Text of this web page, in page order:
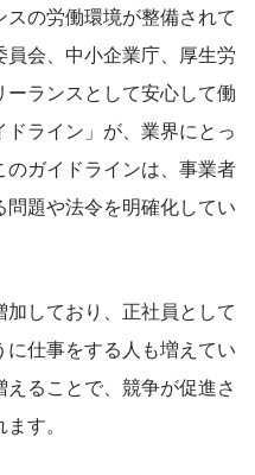
の労働環境が整備されて
会、中小企業庁、厚生労
ランスとして安心して働
ライン」が、業界にとっ
ガイドラインは、事業者
題や法令を明確化してい
しており、正社員として
仕事をする人も増えてい
ることで、競争が促進さ
す。